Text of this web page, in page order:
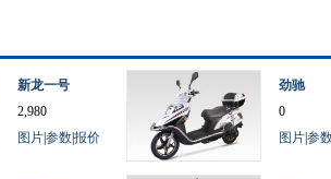
新龙一号
2,980
图片参数报价
劲驰
0
图片参